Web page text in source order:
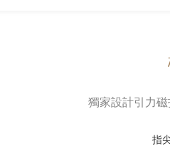
獨家設計引力
指